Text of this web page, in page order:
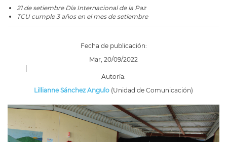
21 de setiembre Día Internacional de la Paz
TCU cumple 3 años en el mes de setiembre
Fecha de publicación:
Mar, 20/09/2022
|
Autoría:
Lillianne Sánchez Angulo (Unidad de Comunicación)